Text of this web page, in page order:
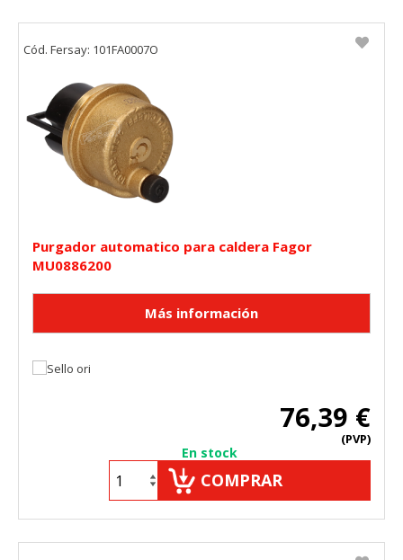
Purgador automatico para caldera Fagor
MU0886200
76,39 €
(PVP)
En stock
COMPRAR
Cód. Fersay: 101FA0007O